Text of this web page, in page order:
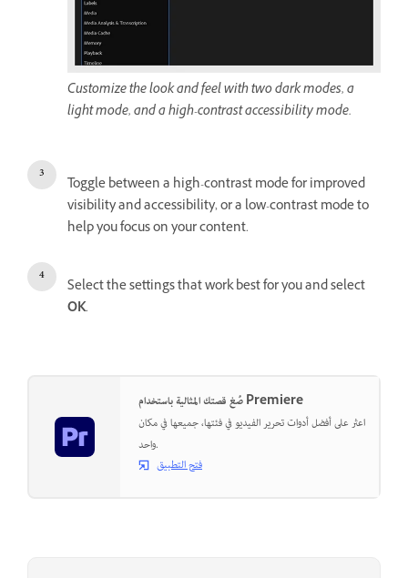
Customize the look and feel with two dark modes, a
light mode, and a high-contrast accessibility mode.
Toggle between a high-contrast mode for improved
visibility and accessibility, or a low-contrast mode to
help you focus on your content.
Select the settings that work best for you and select
OK.
صُغ قصتك المثالية باستخدام Premiere
اعثر على أفضل أدوات تحرير الفيديو في فئتها، جميعها في مكان
واحد.
فتح التطبيق